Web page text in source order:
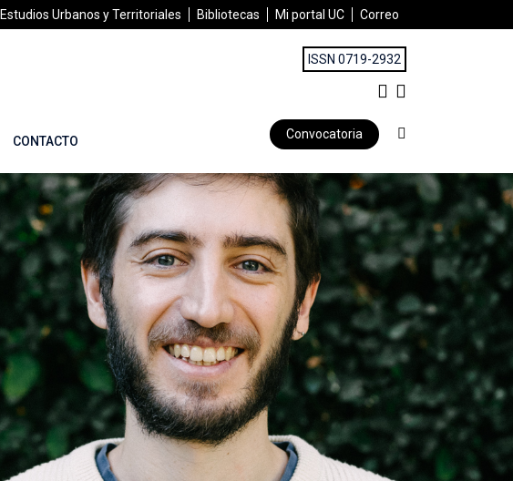
Urbanos y Territoriales Bibliotecas Mi portal UC Correo
ISSN 0719-2932
CONTACTO Convocatoria
que invita al juego y diversidad de elementos que estimulen la